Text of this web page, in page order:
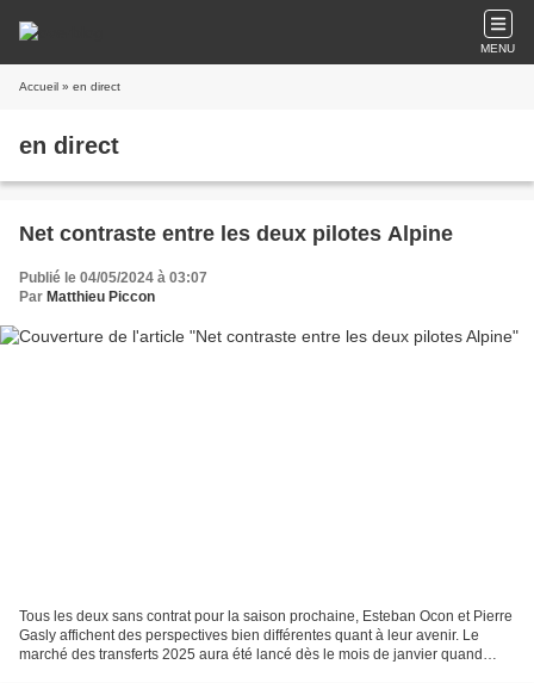
MENU
Accueil » en direct
en direct
Net contraste entre les deux pilotes Alpine
Publié le 04/05/2024 à 03:07
Par Matthieu Piccon
Tous les deux sans contrat pour la saison prochaine, Esteban Ocon et Pierre
Gasly affichent des perspectives bien différentes quant à leur avenir. Le
marché des transferts 2025 aura été lancé dès le mois de janvier quand